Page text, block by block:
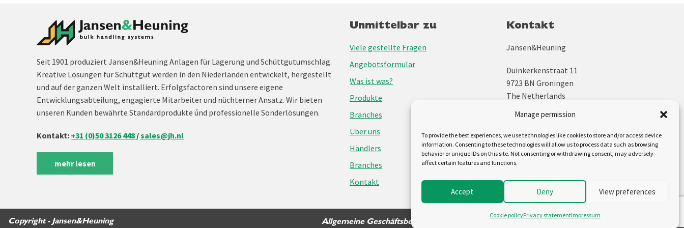
Manage permission
To provide the best experiences, we use technologies like cookies to store and/or access device
information. Consenting to these technologies will allow us to process data such as browsing
behavior or unique IDs on this site. Not consenting or withdrawing consent, may adversely
affect certain features and functions.
Accept Deny View preferences
Cookie policyPrivacy statementImpressum
Seit 1901 produziert Jansen&Heuning Anlagen für Lagerung und Schüttgutumschlag.
Kreative Lösungen für Schüttgut werden in den Niederlanden entwickelt, hergestellt
und auf der ganzen Welt installiert. Erfolgsfactoren sind unsere eigene
Entwicklungsabteilung, engagierte Mitarbeiter und nüchterner Ansatz. Wir bieten
unseren Kunden bewährte Standardprodukte únd professionelle Sonderlösungen.
Kontakt: +31 (0)50 3126 448 /sales@jh.nl
mehr lesen
Unmittelbar zu
Viele gestellte Fragen
Angebotsformular
Was ist was?
Produkte
Branches
Über uns
Händlers
Branches
Kontakt
Kontakt
Jansen&Heuning
Duinkerkenstraat 11
9723 BN Groningen
The Netherlands
+31 (0)50 312 64 48
sales@jh.nl
Uns folgen auf:
Copyright - Jansen&Heuning Allgemeine Geschäftsbedingungen